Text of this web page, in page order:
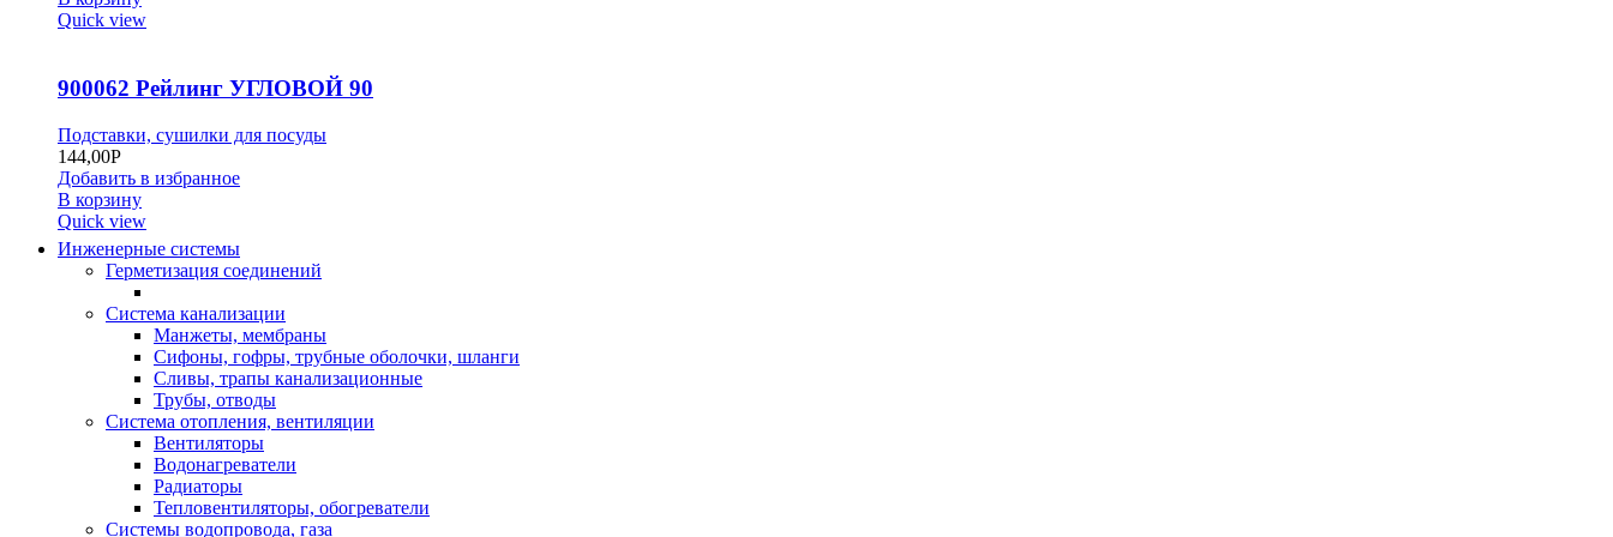
Quick view
900062 Рейлинг УГЛОВОЙ 90
Подставки, сушилки для посуды
144,00Р
Добавить в избранное
В корзину
Quick view
Инженерные системы
Герметизация соединений
Система канализации
Манжеты, мембраны
Сифоны, гофры, трубные оболочки, шланги
Сливы, трапы канализационные
Трубы, отводы
Система отопления, вентиляции
Вентиляторы
Водонагреватели
Радиаторы
Тепловентиляторы, обогреватели
Системы водопровода, газа